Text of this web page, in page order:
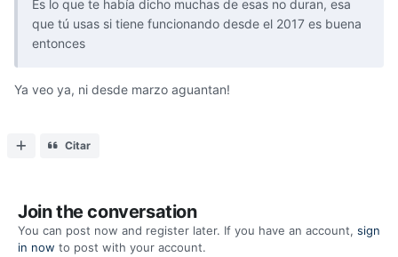
Es lo que te había dicho muchas de esas no duran, esa
que tú usas si tiene funcionando desde el 2017 es buena
entonces
Ya veo ya, ni desde marzo aguantan!
Citar
Join the conversation
You can post now and register later. If you have an account, sign
in now to post with your account.